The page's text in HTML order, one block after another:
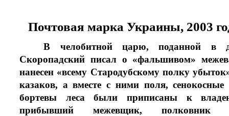
Почтовая марка Украины, 2003
В челобитной царю, поданной в
Скоропадский писал о «фальшивом»
нанесен «всему Стародубскому полку
казаков, а вместе с ними поля,
бортевы леса были приписаны к
прибывший межевщик, полковник